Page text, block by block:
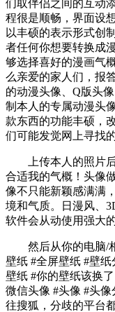
们取伴侣之间的互动
程很是顺畅，界面设
以丰硕的表示形式创
者任何你想要转换成
够选择喜好的漫画气
么亲爱的家人们，报
的动漫头像、Q版头
制本人的专属动漫头
款东西的功能丰硕，
们可能发觉网上寻找
上传本人的照片后
合适我的气概！头像
像不只能新颖感满满
境和气质。日漫风、
软件会从动使用强大
然后从你的电脑/相
壁纸 #全屏壁纸 #壁纸
壁纸 #你的壁纸该换
微信头像 #头像 #头
往搜狐，分歧的平台